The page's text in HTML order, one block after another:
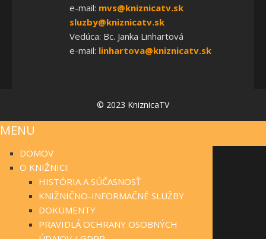
e-mail: mvs@kniznicatv.sk
sluzby@kniznicatv.sk
Vedúca: Bc. Janka Linhartová
e-mail: linhartova@kniznicatv.sk
© 2023 KniznicaTV
MENU
DOMOV
O KNIŽNICI
HISTÓRIA A SÚČASNOSŤ
KNIŽNIČNO-INFORMAČNÉ SLUŽBY
DOKUMENTY
PRAVIDLÁ OCHRANY OSOBNÝCH